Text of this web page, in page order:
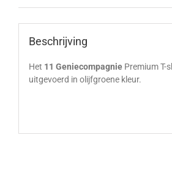
Beschrijving
Het 11 Geniecompagnie Premium T-
uitgevoerd in olijfgroene kleur.